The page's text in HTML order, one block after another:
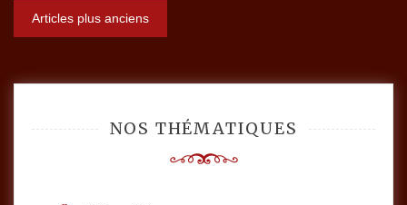
Navigation
Articles plus anciens
NOS THÉMATIQUES